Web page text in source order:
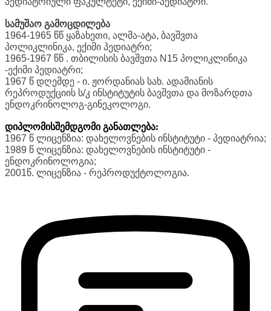
სამუშაო გამოცდილება
1964-1965 წწ ყაზახეთი, ალმა-ატა, ბავშვთა
პოლიკლინიკა, ექიმი პედიატრი;
1965-1967 წწ . თბილისის ბავშვთა N15 პოლიკლინიკა
-ექიმი პედიატრი;
1967 წ დღემდე - ი. ჟორდანიას სახ. ადამიანის
რეპროდუქციის ს/კ ინსტიტუტის ბავშვთა და მოზარდთა
ენდოკრინოლოგ-გინეკოლოგი.
დიპლომისშემდგომი განათლება:
1967 წ ლიცენზია: დახელოვნების ინსტიტუტი - პედიატრია;
1989 წ ლიცენზია: დახელოვნების ინსტიტუტი -
ენდოკრინოლოგია;
2001წ. ლიცენზია - რეპროდუქტოლოგია.